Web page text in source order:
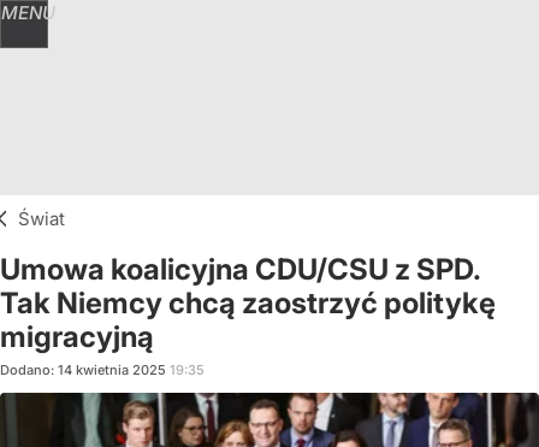
MENU
Świat
Umowa koalicyjna CDU/CSU z SPD.
Tak Niemcy chcą zaostrzyć politykę
migracyjną
Dodano: 14 kwietnia 2025 19:35